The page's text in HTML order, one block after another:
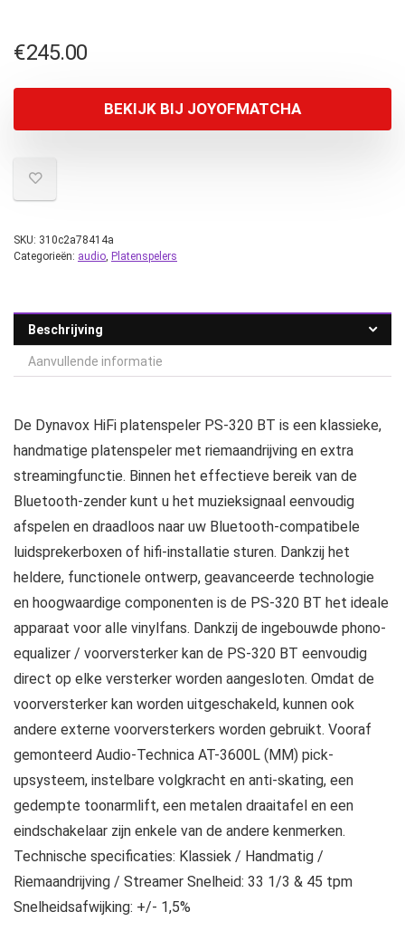
€245.00
BEKIJK BIJ JOYOFMATCHA
SKU: 310c2a78414a
Categorieën: audio, Platenspelers
Beschrijving
Aanvullende informatie
De Dynavox HiFi platenspeler PS-320 BT is een klassieke,
handmatige platenspeler met riemaandrijving en extra
streamingfunctie. Binnen het effectieve bereik van de
Bluetooth-zender kunt u het muzieksignaal eenvoudig
afspelen en draadloos naar uw Bluetooth-compatibele
luidsprekerboxen of hifi-installatie sturen. Dankzij het
heldere, functionele ontwerp, geavanceerde technologie
en hoogwaardige componenten is de PS-320 BT het ideale
apparaat voor alle vinylfans. Dankzij de ingebouwde phono-
equalizer / voorversterker kan de PS-320 BT eenvoudig
direct op elke versterker worden aangesloten. Omdat de
voorversterker kan worden uitgeschakeld, kunnen ook
andere externe voorversterkers worden gebruikt. Vooraf
gemonteerd Audio-Technica AT-3600L (MM) pick-
upsysteem, instelbare volgkracht en anti-skating, een
gedempte toonarmlift, een metalen draaitafel en een
eindschakelaar zijn enkele van de andere kenmerken.
Technische specificaties: Klassiek / Handmatig /
Riemaandrijving / Streamer Snelheid: 33 1/3 & 45 tpm
Snelheidsafwijking: +/- 1,5%